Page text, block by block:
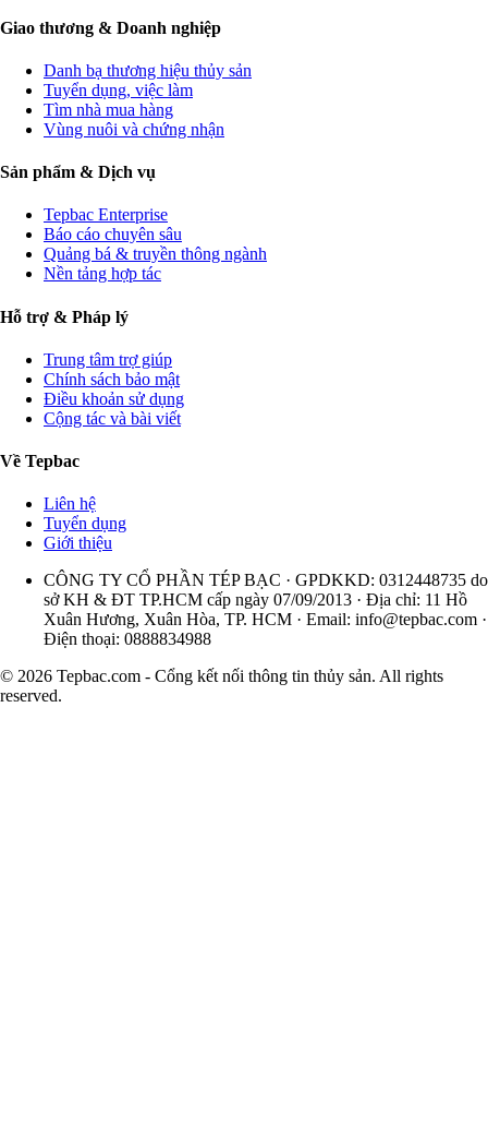
Giao thương & Doanh nghiệp
Danh bạ thương hiệu thủy sản
Tuyển dụng, việc làm
Tìm nhà mua hàng
Vùng nuôi và chứng nhận
Sản phẩm & Dịch vụ
Tepbac Enterprise
Báo cáo chuyên sâu
Quảng bá & truyền thông ngành
Nền tảng hợp tác
Hỗ trợ & Pháp lý
Trung tâm trợ giúp
Chính sách bảo mật
Điều khoản sử dụng
Cộng tác và bài viết
Về Tepbac
Liên hệ
Tuyển dụng
Giới thiệu
CÔNG TY CỔ PHẦN TÉP BẠC · GPDKKD: 0312448735 do
sở KH & ĐT TP.HCM cấp ngày 07/09/2013 · Địa chỉ: 11 Hồ
Xuân Hương, Xuân Hòa, TP. HCM · Email: info@tepbac.com ·
Điện thoại: 0888834988
© 2026 Tepbac.com - Cổng kết nối thông tin thủy sản. All rights
reserved.